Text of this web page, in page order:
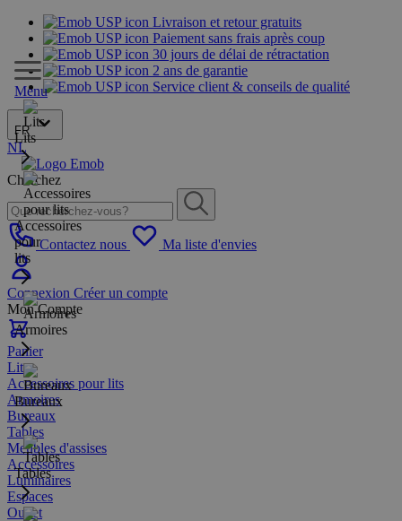
Livraison et retour gratuits
Paiement sans frais après coup
30 jours de délai de rétractation
2 ans de garantie
Service client & conseils de qualité
FR
NL
Cherchez
Contactez nous Ma liste d'envies
Connexion Créer un compte
Mon Compte
Panier
Menu
Lits
Accessoires
pour
lits
Armoires
Bureaux
Tables
Lits
Accessoires pour lits
Armoires
Bureaux
Tables
Meubles d'assises
Accessoires
Luminaires
Espaces
Outlet